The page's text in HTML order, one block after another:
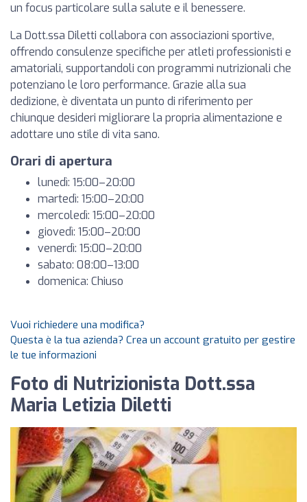
un focus particolare sulla salute e il benessere.
La Dott.ssa Diletti collabora con associazioni sportive,
offrendo consulenze specifiche per atleti professionisti e
amatoriali, supportandoli con programmi nutrizionali che
potenziano le loro performance. Grazie alla sua
dedizione, è diventata un punto di riferimento per
chiunque desideri migliorare la propria alimentazione e
adottare uno stile di vita sano.
Orari di apertura
lunedì: 15:00–20:00
martedì: 15:00–20:00
mercoledì: 15:00–20:00
giovedì: 15:00–20:00
venerdì: 15:00–20:00
sabato: 08:00–13:00
domenica: Chiuso
Vuoi richiedere una modifica?
Questa è la tua azienda? Crea un account gratuito per gestire
le tue informazioni
Foto di Nutrizionista Dott.ssa
Maria Letizia Diletti